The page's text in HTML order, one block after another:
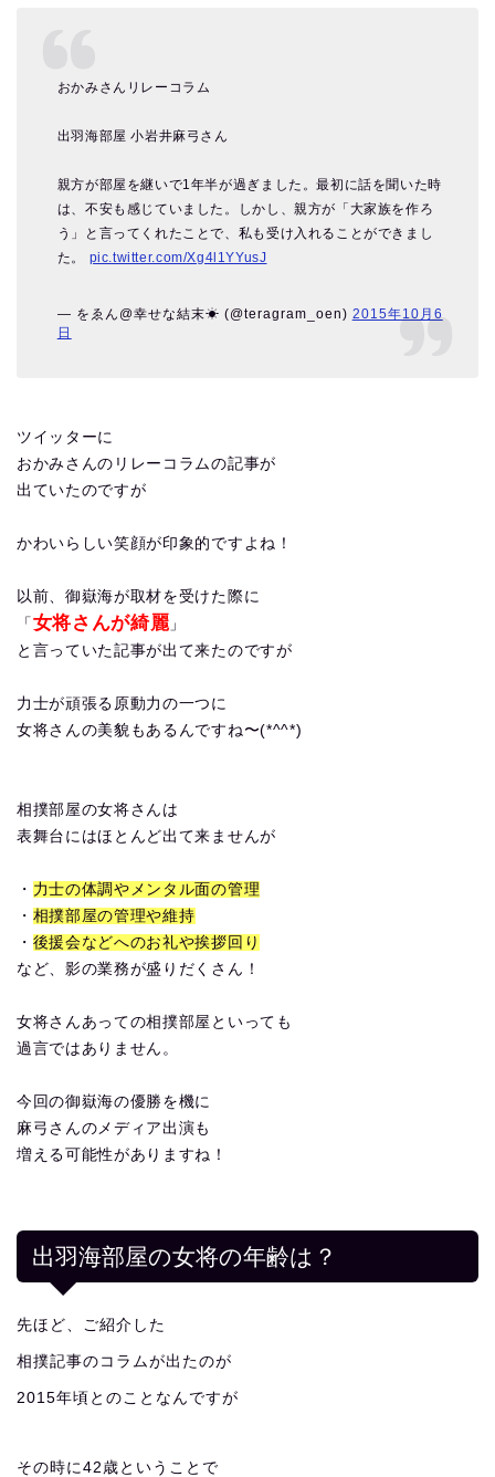
おかみさんリレーコラム
出羽海部屋 小岩井麻弓さん
親方が部屋を継いで1年半が過ぎました。最初に話を聞いた時
は、不安も感じていました。しかし、親方が「大家族を作ろ
う」と言ってくれたことで、私も受け入れることができまし
た。 pic.twitter.com/Xg4l1YYusJ
— をゑん@幸せな結末☀︎ (@teragram_oen) 2015年10月6
日
ツイッターに
おかみさんのリレーコラムの記事が
出ていたのですが
かわいらしい笑顔が印象的ですよね！
以前、御嶽海が取材を受けた際に
「 女将さんが綺麗 」
と言っていた記事が出て来たのですが
力士が頑張る原動力の一つに
女将さんの美貌もあるんですね〜(*^^*)
相撲部屋の女将さんは
表舞台にはほとんど出て来ませんが
・ 力士の体調やメンタル面の管理
・ 相撲部屋の管理や維持
・ 後援会などへのお礼や挨拶回り
など、影の業務が盛りだくさん！
女将さんあっての相撲部屋といっても
過言ではありません。
今回の御嶽海の優勝を機に
麻弓さんのメディア出演も
増える可能性がありますね！
出羽海部屋の女将の年齢は？
先ほど、ご紹介した
相撲記事のコラムが出たのが
2015年頃とのことなんですが
その時に42歳ということで